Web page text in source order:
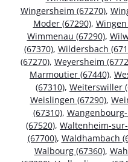
Wingersheim (67270),
Moder (67290), Wingen
Wimmenau (67290),
(67370), Wildersbach
(67270), Weyersheim
Marmoutier (67440),
(67310), Weiterswiller
Weislingen (67290),
(67310),
(67520), Waltenheim-
(67700), Waldhambach
Walbourg (67360),